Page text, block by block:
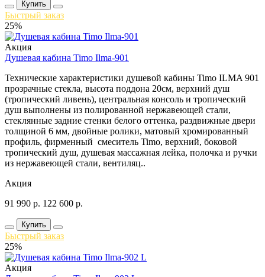
Купить
Быстрый заказ
25%
Акция
Душевая кабина Timo Ilma-901
Технические характеристики душевой кабины Timo ILMA 901
прозрачные стекла, высота поддона 20см, верхний душ
(тропический ливень), центральная консоль и тропический
душ выполнены из полированной нержавеющей стали,
стеклянные задние стенки белого оттенка, раздвижные двери
толщиной 6 мм, двойные ролики, матовый хромированный
профиль, фирменный смеситель Timo, верхний, боковой
тропический душ, душевая массажная лейка, полочка и ручки
из нержавеющей стали, вентиляц..
Акция
91 990 р. 122 600 р.
Купить
Быстрый заказ
25%
Акция